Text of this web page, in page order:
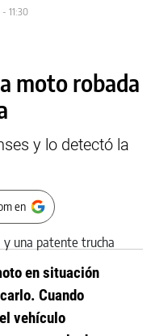
- 11:30
moto robada
y lo detectó la
en
en situación
Cuando
vehículo